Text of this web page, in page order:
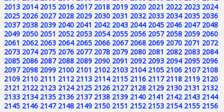
2013 2014 2015 2016 2017 2018 2019 2020 2021 2022 2023 2024
2025 2026 2027 2028 2029 2030 2031 2032 2033 2034 2035 2036
2037 2038 2039 2040 2041 2042 2043 2044 2045 2046 2047 2048
2049 2050 2051 2052 2053 2054 2055 2056 2057 2058 2059 2060
2061 2062 2063 2064 2065 2066 2067 2068 2069 2070 2071 2072
2073 2074 2075 2076 2077 2078 2079 2080 2081 2082 2083 2084
2085 2086 2087 2088 2089 2090 2091 2092 2093 2094 2095 2096
2097 2098 2099 2100 2101 2102 2103 2104 2105 2106 2107 2108
2109 2110 2111 2112 2113 2114 2115 2116 2117 2118 2119 2120
2121 2122 2123 2124 2125 2126 2127 2128 2129 2130 2131 2132
2133 2134 2135 2136 2137 2138 2139 2140 2141 2142 2143 2144
2145 2146 2147 2148 2149 2150 2151 2152 2153 2154 2155 2156